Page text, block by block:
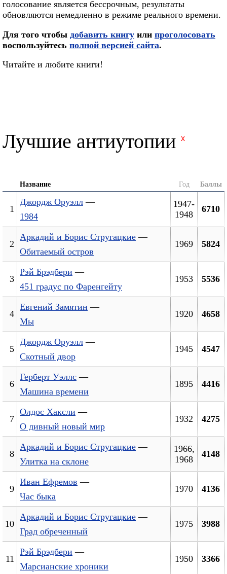
голосование является бессрочным, результаты
обновляются немедленно в режиме реального времени.
Для того чтобы добавить книгу или проголосовать
воспользуйтесь полной версией сайта.
Читайте и любите книги!
Лучшие антиутопии x
Название Год Баллы
1
Джордж Оруэлл —
1984
1947-
1948
6710
2
Аркадий и Борис Стругацкие —
Обитаемый остров
1969 5824
3
Рэй Брэдбери —
451 градус по Фаренгейту
1953 5536
4
Евгений Замятин —
Мы
1920 4658
5
Джордж Оруэлл —
Скотный двор
1945 4547
6
Герберт Уэллс —
Машина времени
1895 4416
7
Олдос Хаксли —
О дивный новый мир
1932 4275
8
Аркадий и Борис Стругацкие —
Улитка на склоне
1966,
1968
4148
9
Иван Ефремов —
Час быка
1970 4136
10
Аркадий и Борис Стругацкие —
Град обреченный
1975 3988
11
Рэй Брэдбери —
Марсианские хроники
1950 3366